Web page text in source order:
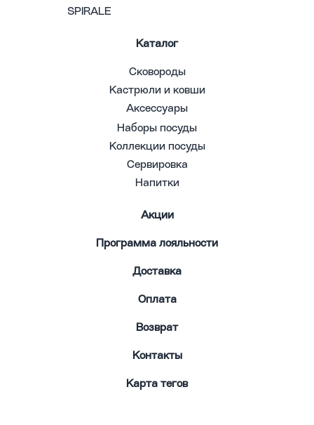
SPIRALE
Каталог
Сковороды
Кастрюли и ковши
Аксессуары
Наборы посуды
Коллекции посуды
Сервировка
Напитки
Акции
Программа лояльности
Доставка
Оплата
Возврат
Контакты
Карта тегов